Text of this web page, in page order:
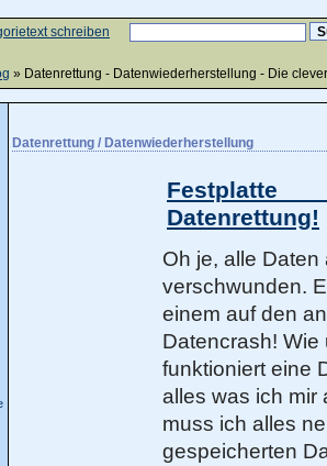
schreiben
» Datenrettung - Datenwiederherstellung - Die
Datenrettung / Datenwiederherstellung
Festplatte
Datenrettung!
Oh je, alle
verschwunden.
einem auf den
Datencrash!
funktioniert eine
alles was ich mir
muss ich alles
gespeicherten